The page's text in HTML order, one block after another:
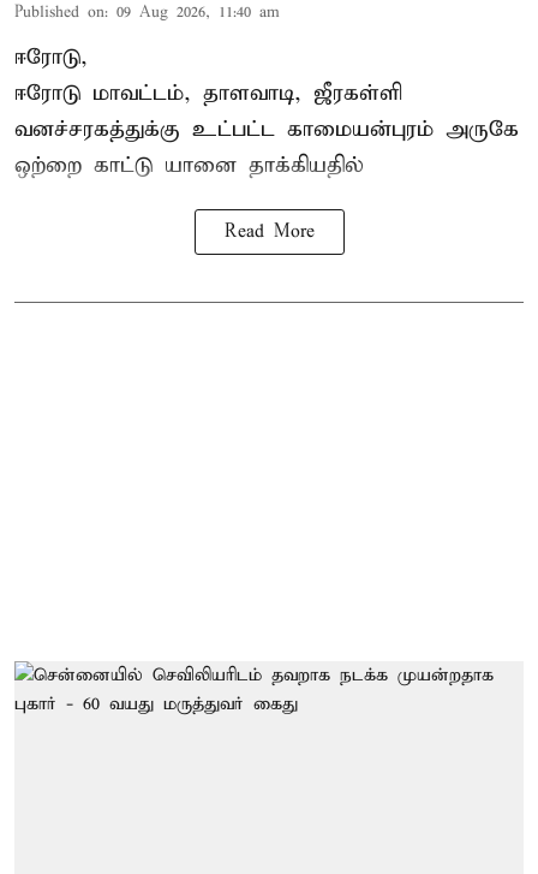
Published on: 09 Aug 2026, 11:40 am
ஈரோடு,
ஈரோடு மாவட்டம், தாளவாடி, ஜீரகள்ளி
வனச்சரகத்துக்கு உட்பட்ட காமையன்புரம் அருகே
ஒற்றை காட்டு யானை தாக்கியதில்
Read More